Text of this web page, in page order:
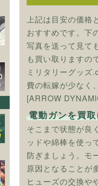
上記は目安の価格
おすすめです。下
写真を送って見て
も買い取りますの
ミリタリーグッズ
費の転嫁が少なく
[ARROW
電動ガンを買
そこまで状態が良
ッドや綿棒を使っ
防ぎましょう。モ
原因となることが
ヒューズの交換や